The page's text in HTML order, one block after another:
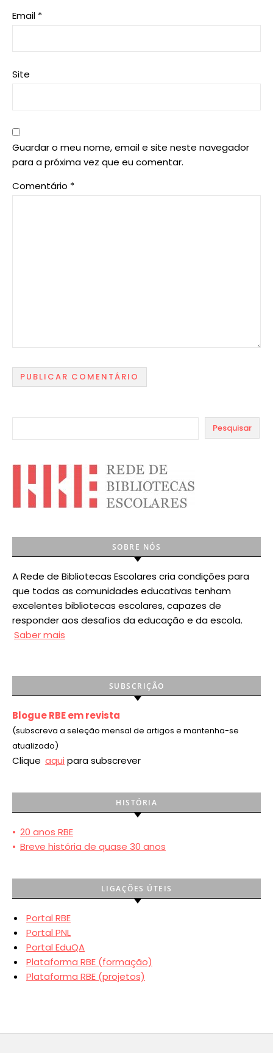
Email *
Site
Guardar o meu nome, email e site neste navegador
para a próxima vez que eu comentar.
Comentário *
Pesquisar
SOBRE NÓS
A Rede de Bibliotecas Escolares cria condições para
que todas as comunidades educativas tenham
excelentes bibliotecas escolares, capazes de
responder aos desafios da educação e da escola.
Saber mais
SUBSCRIÇÃO
Blogue RBE em revista
(subscreva a seleção mensal de artigos e mantenha-se
atualizado)
Clique aqui para subscrever
HISTÓRIA
• 20 anos RBE
• Breve história de quase 30 anos
LIGAÇÕES ÚTEIS
Portal RBE
Portal PNL
Portal EduQA
Plataforma RBE (formação)
Plataforma RBE (projetos)